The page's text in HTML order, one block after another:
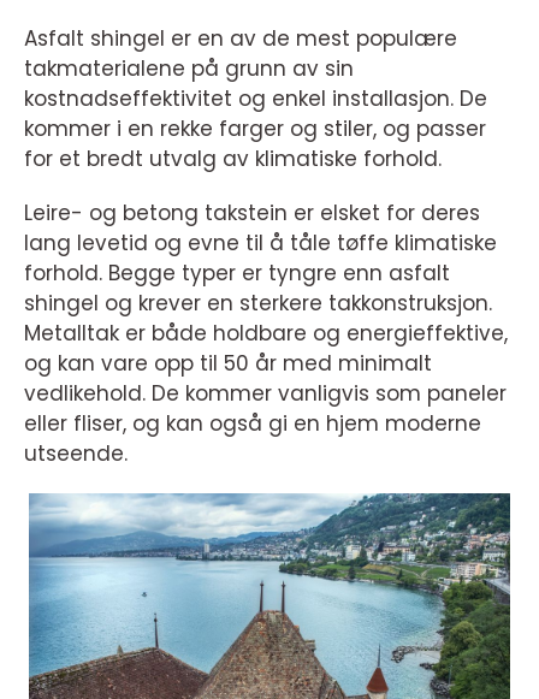
Asfalt shingel er en av de mest populære
takmaterialene på grunn av sin
kostnadseffektivitet og enkel installasjon. De
kommer i en rekke farger og stiler, og passer
for et bredt utvalg av klimatiske forhold.
Leire- og betong takstein er elsket for deres
lang levetid og evne til å tåle tøffe klimatiske
forhold. Begge typer er tyngre enn asfalt
shingel og krever en sterkere takkonstruksjon.
Metalltak er både holdbare og energieffektive,
og kan vare opp til 50 år med minimalt
vedlikehold. De kommer vanligvis som paneler
eller fliser, og kan også gi en hjem moderne
utseende.